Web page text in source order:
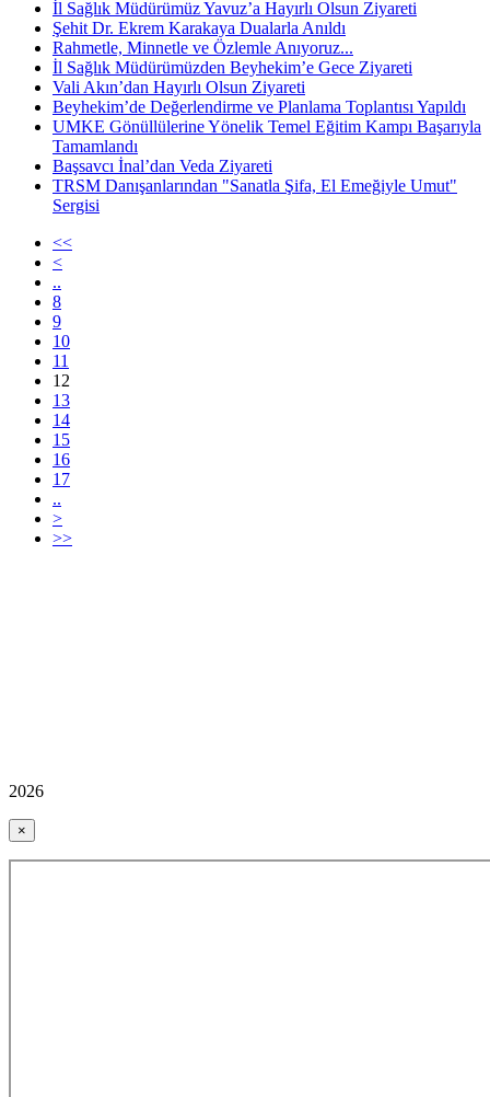
İl Sağlık Müdürümüz Yavuz’a Hayırlı Olsun Ziyareti
Şehit Dr. Ekrem Karakaya Dualarla Anıldı
Rahmetle, Minnetle ve Özlemle Anıyoruz...
İl Sağlık Müdürümüzden Beyhekim’e Gece Ziyareti
Vali Akın’dan Hayırlı Olsun Ziyareti
Beyhekim’de Değerlendirme ve Planlama Toplantısı Yapıldı
UMKE Gönüllülerine Yönelik Temel Eğitim Kampı Başarıyla
Tamamlandı
Başsavcı İnal’dan Veda Ziyareti
TRSM Danışanlarından "Sanatla Şifa, El Emeğiyle Umut"
Sergisi
<<
<
..
8
9
10
11
12
13
14
15
16
17
..
>
>>
2026
×